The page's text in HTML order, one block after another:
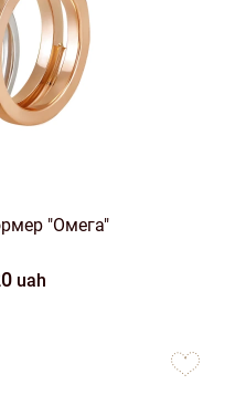
"Омега"
uah
favorites